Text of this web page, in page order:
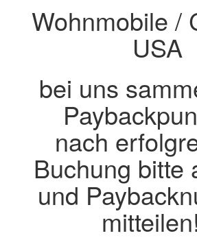
Wohnmobile /
USA
bei uns
nach
Buchung bitte
und